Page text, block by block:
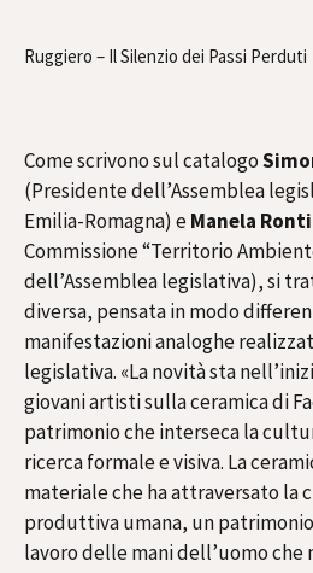
Ruggiero – Il Silenzio dei Passi Perduti
Come scrivono sul catalogo
(Presidente dell’Assemblea
Emilia-Romagna) eManela
Commissione “Territorio
dell’Assemblea legislativa), si
diversa, pensata in modo
manifestazioni analoghe
legislativa. «La novità sta
giovani artisti sulla ceramica di
patrimonio che interseca la
ricerca formale e visiva. La
materiale che ha attraversato la
produttiva umana, un
lavoro delle mani dell’uomo